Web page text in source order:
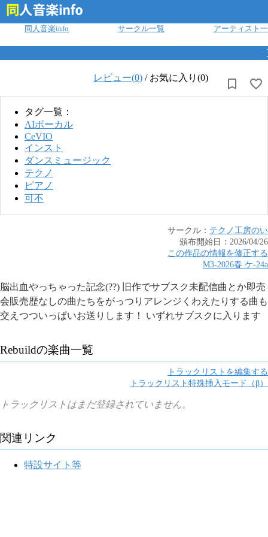
同人音楽info サークル一覧 アーティスト
レビュー(0) / お気に入り(0)
タグ一覧：
AIボーカル
CeVIO
インスト
ダンスミュージック
テクノ
ピアノ
可不
サークル： テクノ工房のい
頒布開始日： 2026/04/26
この作品の情報を修正する
M3-2026春 ケ-24a
脳出血やっちゃった記念(??) 旧作でサブスク未配信曲とか即売
会販売歴なしの曲たちをがっつりアレンジくわえたりする曲も
交えつついっぱいお送りします！ いずれサブスクに入ります
Rebuildの楽曲一覧
トラックリストを編集する
トラックリスト特殊挿入モード（β）
トラックリストはまだ登録されていません。
関連リンク
特設サイト等